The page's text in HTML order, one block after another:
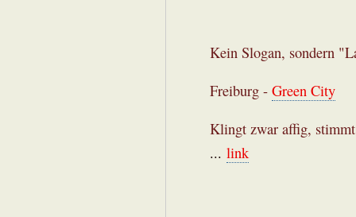
Kein Slogan, sondern
Freiburg - Green City
Klingt zwar affig,
... link